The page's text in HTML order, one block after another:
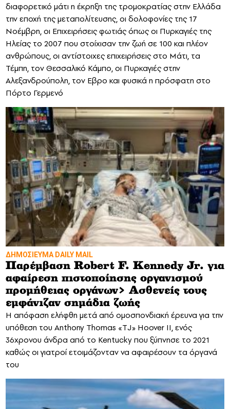
διαφορετικό μάτι η έκρηξη της τρομοκρατίας στην Ελλάδα
την εποχή της μεταπολίτευσης, οι δολοφονίες της 17
Νοέμβρη, οι Επιχειρήσεις φωτιάς όπως οι Πυρκαγιές της
Ηλείας το 2007 που στοίχισαν την ζωή σε 100 και πλέον
ανθρώπους, οι αντίστοιχες επιχειρήσεις στο Μάτι, τα
Τέμπη, τον Θεσσαλικό Κάμπο, οι Πυρκαγιές στην
Αλεξανδρούπολη, τον Εβρο και φυσικά η πρόσφατη στο
Πόρτο Γερμενό
ΔΗΜΟΣΙΕΥΜΑ DAILY MAIL
Παρέμβαση Robert F. Kennedy Jr. για
αφαίρεση πιστοποίησης οργανισμού
προμήθειας οργάνων> Ασθενείς τους
εμφάνιζαν σημάδια ζωής
Η απόφαση ελήφθη μετά από ομοσπονδιακή έρευνα για την
υπόθεση του Anthony Thomas «TJ» Hoover II, ενός
36χρονου άνδρα από το Kentucky που ξύπνησε το 2021
καθώς οι γιατροί ετοιμάζονταν να αφαιρέσουν τα όργανά
του